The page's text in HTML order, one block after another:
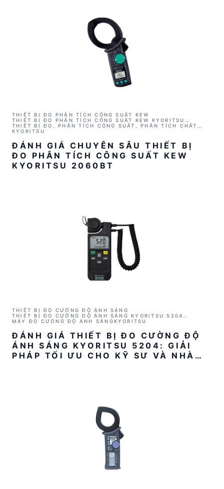
THIẾT BỊ ĐO PHÂN TÍCH CÔNG SUẤT KEW
THIẾT BỊ ĐO PHÂN TÍCH CÔNG SUẤT KEW KYORITSU
2060BT (1000VAC, 1000AAC, 1000KW, BLUETOOTH)
THIẾT BỊ ĐO, PHÂN TÍCH CÔNG SUẤT, PHÂN TÍCH CHẤT
LƯỢNG ĐIỆN NĂNG
KYORITSU
ĐÁNH GIÁ CHUYÊN SÂU THIẾT BỊ
ĐO PHÂN TÍCH CÔNG SUẤT KEW
KYORITSU 2060BT
THIẾT BỊ ĐO CƯỜNG ĐỘ ÁNH SÁNG
THIẾT BỊ ĐO CƯỜNG ĐỘ ÁNH SÁNG KYORITSU 5204
(0~199900 LX)
MÁY ĐO CƯỜNG ĐỘ ÁNH SÁNGKYORITSU
ĐÁNH GIÁ THIẾT BỊ ĐO CƯỜNG ĐỘ
ÁNH SÁNG KYORITSU 5204: GIẢI
PHÁP TỐI ƯU CHO KỸ SƯ VÀ NHÀ